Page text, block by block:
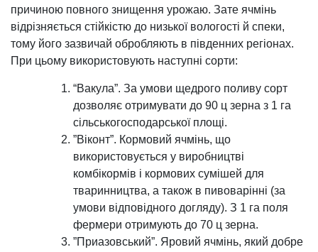
причиною повного знищення урожаю. Зате ячмінь
відрізняється стійкістю до низької вологості й спеки,
тому його зазвичай обробляють в південних регіонах.
При цьому використовують наступні сорти:
“Вакула”. За умови щедрого поливу сорт
дозволяє отримувати до 90 ц зерна з 1 га
сільськогосподарської площі.
”Віконт”. Кормовий ячмінь, що
використовується у виробництві
комбікормів і кормових сумішей для
тваринництва, а також в пивоварінні (за
умови відповідного догляду). З 1 га поля
фермери отримують до 70 ц зерна.
”Приазовський”. Яровий ячмінь, який добре